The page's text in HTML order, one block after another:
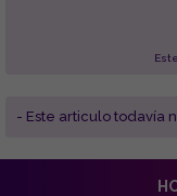
- Este articulo todavía